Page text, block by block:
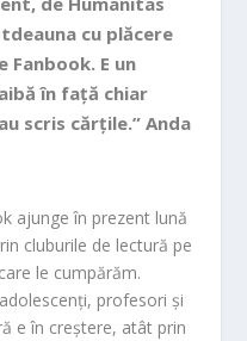
cu plăcere
E un
în față chiar
scris cărțile.”Anda
ajunge în prezent lună
cluburile de lectură pe
le cumpărăm.
profesori și
e în creștere, atât prin